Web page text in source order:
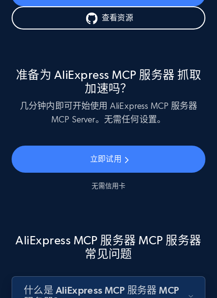
查看资源
准备为 AliExpress MCP 服务器 抓取
加速吗？
几分钟内即可开始使用 AliExpress MCP 服务器
MCP Server。无需任何设置。
立即试用
无需信用卡
AliExpress MCP 服务器 MCP 服务器
常见问题
什么是 AliExpress MCP 服务器 MCP